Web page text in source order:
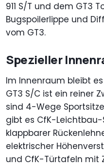
911 S/T und dem GT3
Bugspoilerlippe und
vom GT3.
Spezieller
Im Innenraum bleibt
GT3 S/C ist ein reiner
sind 4-Wege
gibt es CfK-
klappbarer
elektrischer
und CfK-Türtafeln mit